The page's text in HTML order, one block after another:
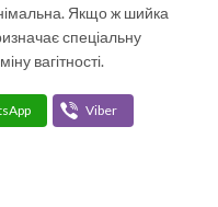
Якщо ж шийка
спеціальну
вагітності.
Viber